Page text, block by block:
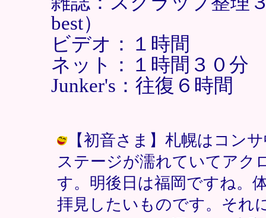
best）
ビデオ：１時間
ネット：１時間３０分
Junker's：往復６時間
【初音さま】札幌はコン
ステージが濡れていてアク
す。明後日は福岡ですね。
拝見したいものです。それ